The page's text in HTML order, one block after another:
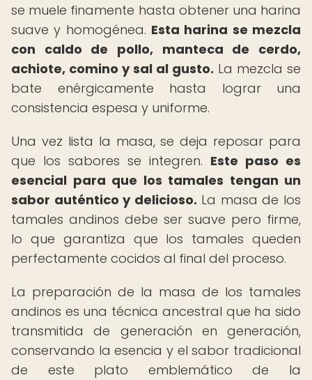
se muele finamente hasta obtener una harina
suave y homogénea. Esta harina se mezcla
con caldo de pollo, manteca de cerdo,
achiote, comino y sal al gusto. La mezcla se
bate enérgicamente hasta lograr una
consistencia espesa y uniforme.
Una vez lista la masa, se deja reposar para
que los sabores se integren. Este paso es
esencial para que los tamales tengan un
sabor auténtico y delicioso. La masa de los
tamales andinos debe ser suave pero firme,
lo que garantiza que los tamales queden
perfectamente cocidos al final del proceso.
La preparación de la masa de los tamales
andinos es una técnica ancestral que ha sido
transmitida de generación en generación,
conservando la esencia y el sabor tradicional
de este plato emblemático de la